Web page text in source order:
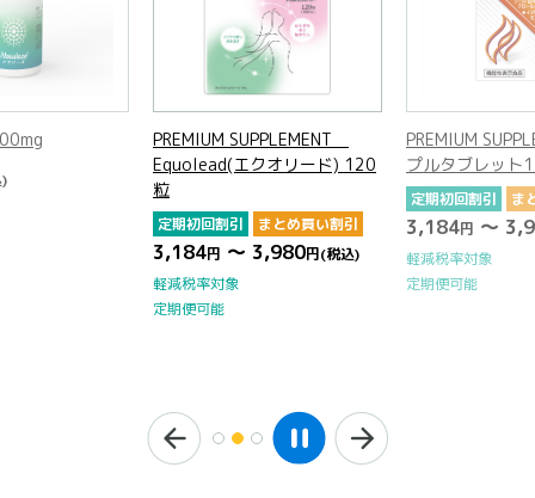
PREMIUM SUPPLEMENT トリ
プルタブレット150粒
定期初回割引
3,184円～ 3,980円(税込)
軽減税率対象
定期便可能
ナサリーズ
2,970円(税込)